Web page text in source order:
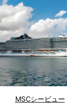
MSCシービュー